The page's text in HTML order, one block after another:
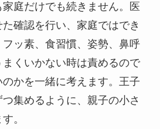
庭だけでも続きません。医
確認を行い、家庭ではでき
ッ素、食習慣、姿勢、鼻呼
くいかない時は責めるので
かを一緒に考えます。王子
集めるように、親子の小さ
。